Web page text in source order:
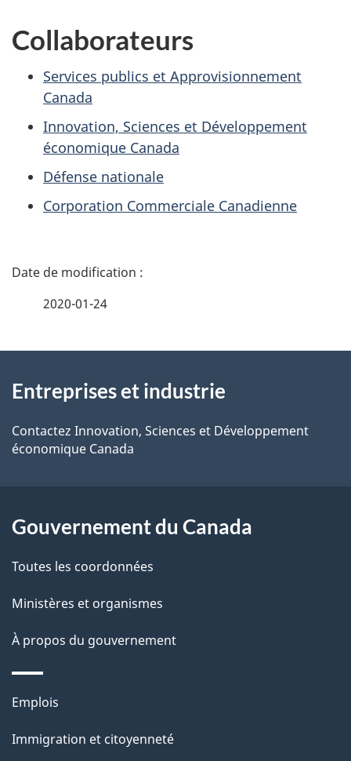
n
m
Collaborateurs
Services publics et Approvisionnement
Canada
Innovation, Sciences et Développement
économique Canada
Défense nationale
Corporation Commerciale Canadienne
D
i
l
e
l
a
p
a
g
e
2020-01-24
propos
de
Entreprises et industrie
Contactez Innovation, Sciences et Développement
économique Canada
Gouvernement du Canada
Toutes les coordonnées
Ministères et organismes
À propos du gouvernement
Thèmes
sujets
Emplois
Immigration et citoyenneté